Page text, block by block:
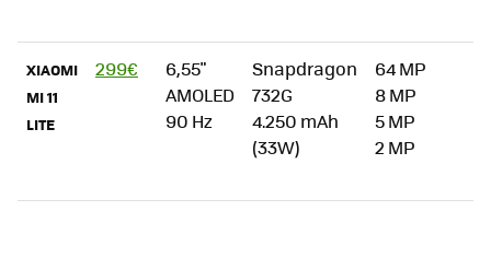
XIAOMI
MI 11
LITE
299€
6,55"
AMOLED
90 Hz
Snapdragon
732G
4.250 mAh
(33W)
64 MP
8 MP
5 MP
2 MP